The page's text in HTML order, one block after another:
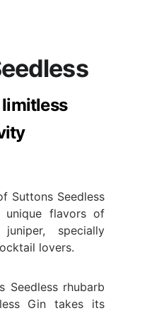
limitless
Suttons Seedless
flavors of
specially
lovers.
Seedless rhubarb
Gin takes its